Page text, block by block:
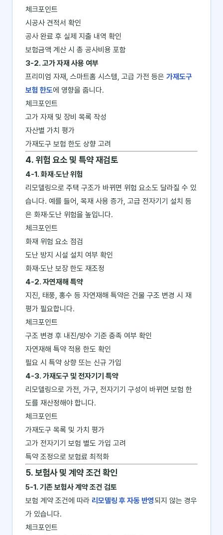
체크포인트
시공사 견적서 확인
공사 완료 후 실제 지출 내역 확인
보험금액 계산 시 총 공사비용 포함
3-2. 고가 자재 사용 여부
프리미엄 자재, 스마트홈 시스템, 고급 가전 등은 가재도구
보험 한도에 영향을 줍니다.
체크포인트
고가 자재 및 장비 목록 작성
자산별 가치 평가
가재도구 보험 한도 상향 고려
4. 위험 요소 및 특약 재검토
4-1. 화재·도난 위험
리모델링으로 주택 구조가 바뀌면 위험 요소도 달라질 수 있
습니다. 예를 들어, 목재 사용 증가, 고급 전자기기 설치 등
은 화재·도난 위험을 높입니다.
체크포인트
화재 위험 요소 점검
도난 방지 시설 설치 여부 확인
화재·도난 보장 한도 재조정
4-2. 자연재해 특약
지진, 태풍, 홍수 등 자연재해 특약은 건물 구조 변경 시 재
평가 필요합니다.
체크포인트
구조 변경 후 내진/방수 기준 충족 여부 확인
자연재해 특약 적용 한도 확인
필요 시 특약 상향 또는 신규 가입
4-3. 가재도구 및 전자기기 특약
리모델링으로 가전, 가구, 전자기기 구성이 바뀌면 보험 한
도를 재산정해야 합니다.
체크포인트
가재도구 목록 및 가치 평가
고가 전자기기 보험 별도 가입 고려
특약 조정으로 보험료 최적화
5. 보험사 및 계약 조건 확인
5-1. 기존 보험사 계약 조건 검토
보험 계약 조건에 따라 리모델링 후 자동 반영되지 않는 경우
가 있습니다.
체크포인트